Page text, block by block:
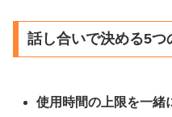
話し合いで決める5つ
使用時間の上限を一緒